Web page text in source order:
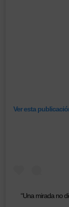
Ver esta
“Una mirada no